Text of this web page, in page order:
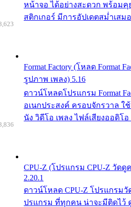
หน้าจอ ได้อย่างสะดวก พร้อมคุ
สติกเกอร์ มีการอัปเดตสม่ำเสมอ
Format Factory (โหลด Format
รูปภาพ เพลง) 5.16
ดาวน์โหลดโปรแกรม Format
อเนกประสงค์ ครอบจักรวาล ใ
นัง วิดีโอ เพลง ไฟล์เสียงออดิโอ
CPU-Z (โปรแกรม CPU-Z วัดดู
2.20.1
ดาวน์โหลด CPU-Z โปรแกรมวั
ปรแกรม ที่ทุกคน น่าจะมีติดไว้